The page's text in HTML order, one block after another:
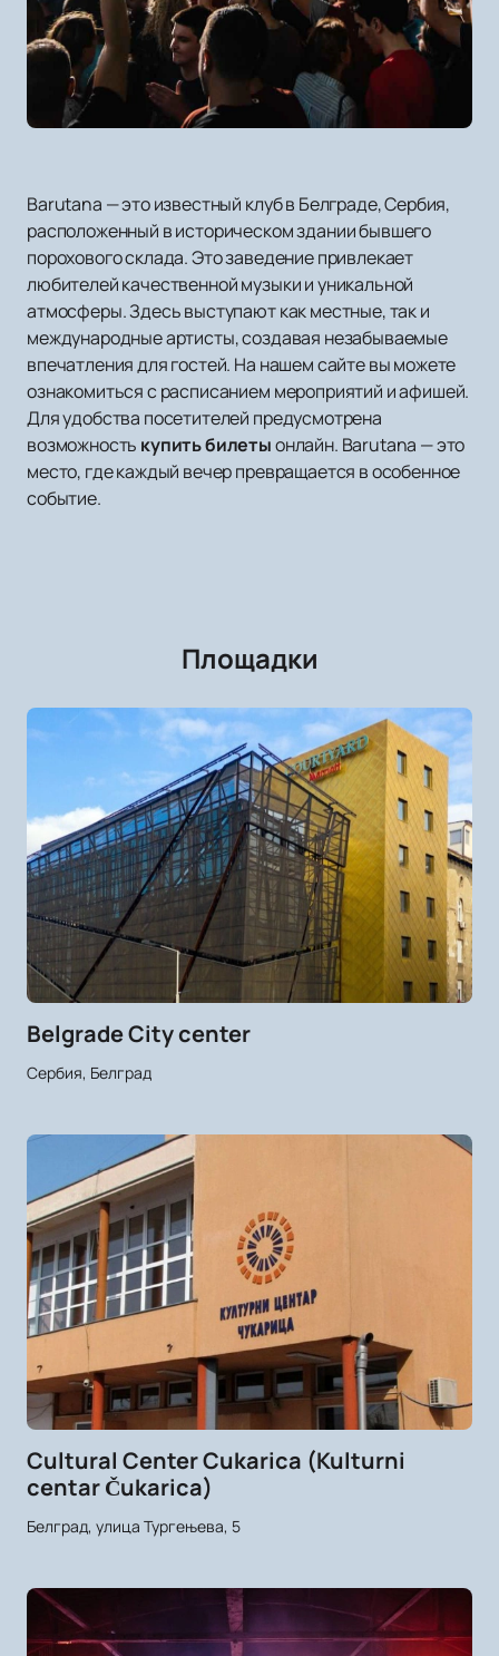
Barutana — это известный клуб в Белграде, Сербия,
расположенный в историческом здании бывшего
порохового склада. Это заведение привлекает
любителей качественной музыки и уникальной
атмосферы. Здесь выступают как местные, так и
международные артисты, создавая незабываемые
впечатления для гостей. На нашем сайте вы можете
ознакомиться с расписанием мероприятий и афишей.
Для удобства посетителей предусмотрена
возможность купить билетыонлайн. Barutana — это
место, где каждый вечер превращается в особенное
событие.
Площадки
Belgrade City center
Сербия, Белград
Cultural Center Cukarica (Kulturni
centar Čukarica)
Белград, улица Тургењева, 5